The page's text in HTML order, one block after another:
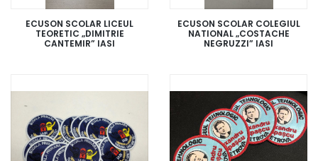
ECUSON SCOLAR LICEUL
TEORETIC „DIMITRIE
CANTEMIR” IASI
ECUSON SCOLAR COLEGIUL
NATIONAL „COSTACHE
NEGRUZZI” IASI